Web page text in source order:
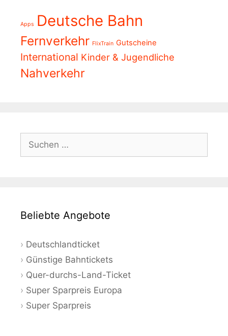
Apps Deutsche Bahn
Fernverkehr FlixTrain Gutscheine
International Kinder & Jugendliche
Nahverkehr
nach:
Beliebte Angebote
Deutschlandticket
Günstige Bahntickets
Quer-durchs-Land-Ticket
Super Sparpreis Europa
Super Sparpreis